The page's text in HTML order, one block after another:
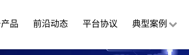
品 前沿动态 平台协议 典型案例